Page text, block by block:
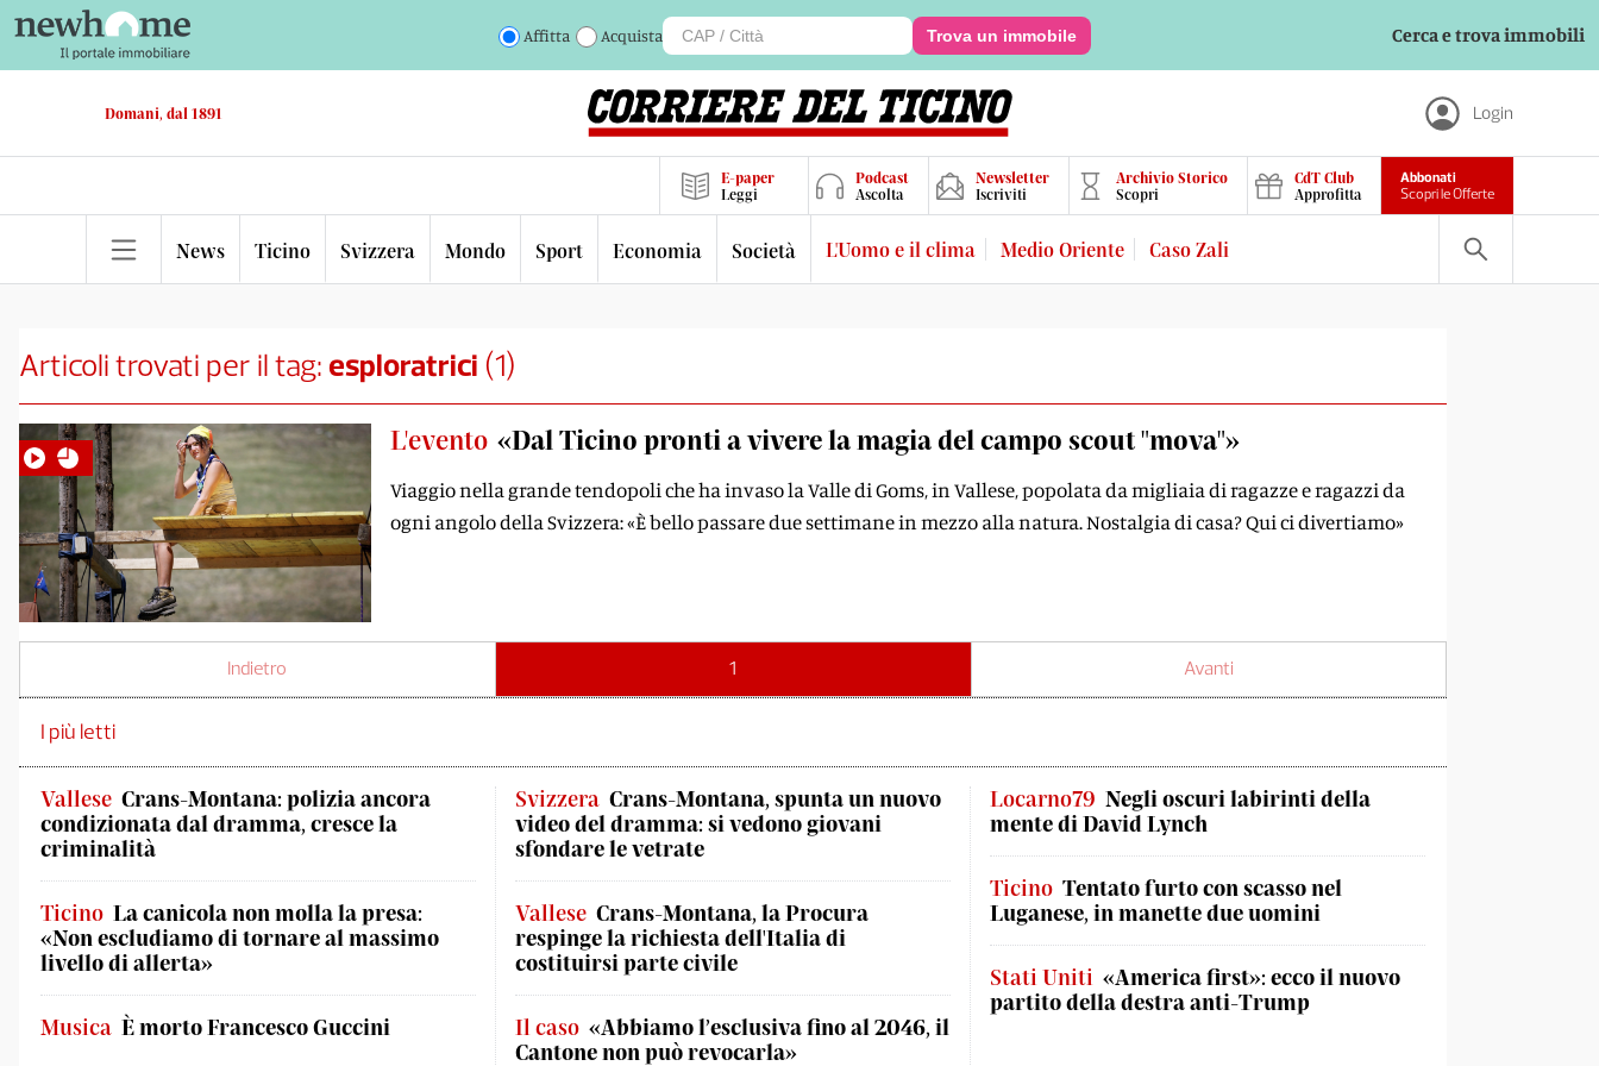
Affitta Acquista Trova un immobile Cerca e trova immobili
Domani, dal 1891 Login
E-paper
Leggi
Podcast
Ascolta
Newsletter
Iscriviti
Archivio Storico
Scopri
CdT Club
Approfitta
Abbonati
Scopri le Offerte
News Ticino Svizzera Mondo Sport Economia Società L'Uomo e il clima Medio Oriente Caso Zali
Articoli trovati per il tag:esploratrici (1)
L'evento «Dal Ticino pronti a vivere la magia del campo scout "mova"»
Viaggio nella grande tendopoli che ha invaso la Valle di Goms, in Vallese, popolata da migliaia di ragazze e ragazzi da
ogni angolo della Svizzera: «È bello passare due settimane in mezzo alla natura. Nostalgia di casa? Qui ci divertiamo»
Indietro 1 Avanti
I più letti
Vallese Crans-Montana: polizia ancora
condizionata dal dramma, cresce la
criminalità
Ticino La canicola non molla la presa:
«Non escludiamo di tornare al massimo
livello di allerta»
Musica È morto Francesco Guccini
Svizzera Crans-Montana, spunta un nuovo
video del dramma: si vedono giovani
sfondare le vetrate
Vallese Crans-Montana, la Procura
respinge la richiesta dell'Italia di
costituirsi parte civile
Il caso «Abbiamo l’esclusiva fino al 2046, il
Cantone non può revocarla»
Locarno79 Negli oscuri labirinti della
mente di David Lynch
Ticino Tentato furto con scasso nel
Luganese, in manette due uomini
Stati Uniti «America first»: ecco il nuovo
partito della destra anti-Trump